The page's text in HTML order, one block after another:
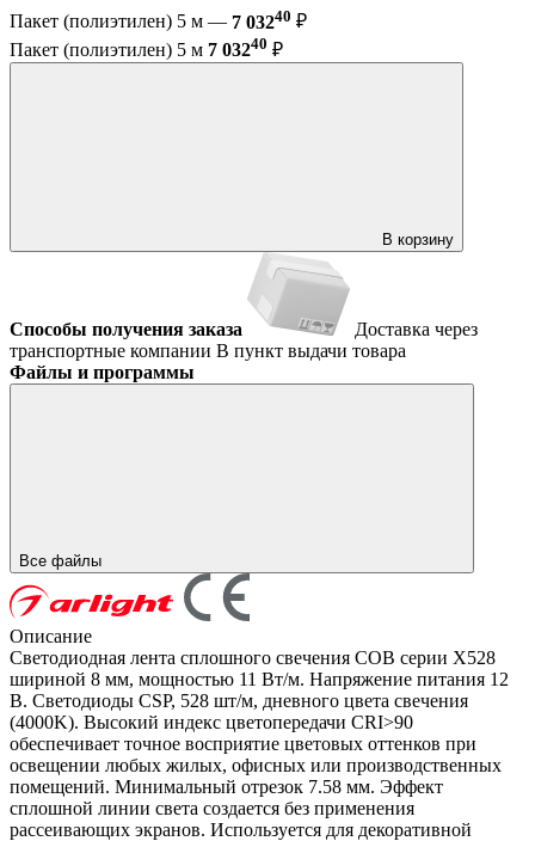
Пакет (полиэтилен) 5 м — 7 03240 ₽
Пакет (полиэтилен) 5 м 7 03240 ₽
В корзину
Способы получения заказа
Доставка через
транспортные компании В пункт выдачи товара
Файлы и программы
Все файлы
Описание
Светодиодная лента сплошного свечения COB серии X528
шириной 8 мм, мощностью 11 Вт/м. Напряжение питания 12
В. Светодиоды CSP, 528 шт/м, дневного цвета свечения
(4000K). Высокий индекс цветопередачи CRI>90
обеспечивает точное восприятие цветовых оттенков при
освещении любых жилых, офисных или производственных
помещений. Минимальный отрезок 7.58 мм. Эффект
сплошной линии света создается без применения
рассеивающих экранов. Используется для декоративной